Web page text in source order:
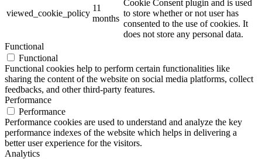
viewed_cookie_policy
11
months
Cookie Consent plugin and is used
to store whether or not user has
consented to the use of cookies. It
does not store any personal data.
Functional
Functional
Functional cookies help to perform certain functionalities like
sharing the content of the website on social media platforms, collect
feedbacks, and other third-party features.
Performance
Performance
Performance cookies are used to understand and analyze the key
performance indexes of the website which helps in delivering a
better user experience for the visitors.
Analytics